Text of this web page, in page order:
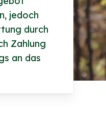
jedoch
durch
Zahlung
an das